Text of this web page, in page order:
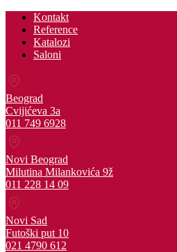
Kontakt
Reference
Katalozi
Saloni
Beograd
Cvijićeva 3a
011 749 6928
Novi Beograd
Milutina Milankovića 9ž
011 228 14 09
Novi Sad
Futoški put 10
021 4790 612